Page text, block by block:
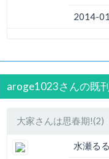
2014-
aroge1023さんの既
大家さんは思春期!(2)
水瀬る